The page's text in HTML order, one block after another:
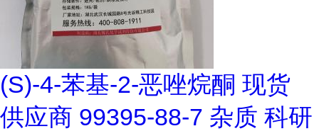
(S)-4-苯基-2-恶唑烷酮 现货
供应商 99395-88-7 杂质 科研